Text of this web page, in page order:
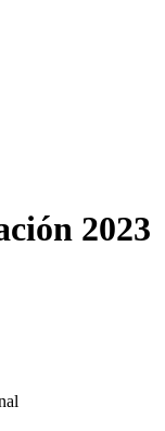
2023